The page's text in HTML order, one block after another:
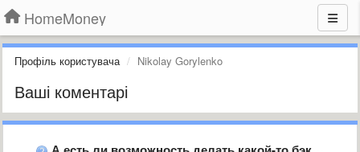
HomeMoney
Профіль користувача Nikolay Gorylenko
Ваші коментарі